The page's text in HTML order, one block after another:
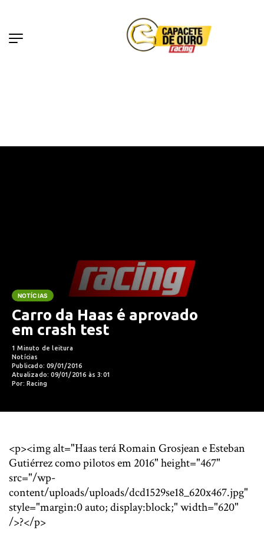
NOTÍCIAS
Carro da Haas é aprovado
em crash test
1 Minuto de leitura
Notícias
Publicado: 09/01/2016
Atualizado: 09/01/2016 às 3:01
Por: Racing
<p><img alt="Haas terá Romain Grosjean e Esteban
Gutiérrez como pilotos em 2016" height="467"
src="/wp-
content/uploads/uploads/dcd1529se18_620x467.jpg"
style="margin:0 auto; display:block;" width="620"
/>?</p>